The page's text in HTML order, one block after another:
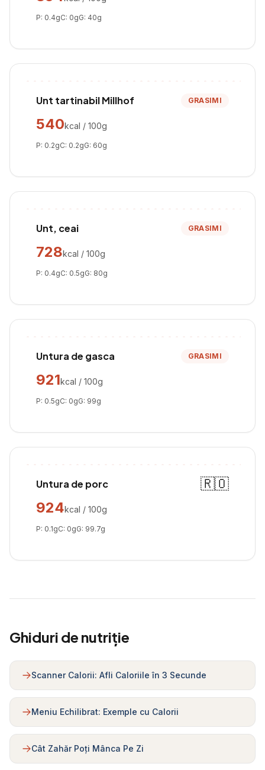
P: 0.4gC: 0gG: 40g
Unt tartinabil Millhof GRASIMI
540kcal / 100g
P: 0.2gC: 0.2gG: 60g
Unt, ceai GRASIMI
728kcal / 100g
P: 0.4gC: 0.5gG: 80g
Untura de gasca GRASIMI
921kcal / 100g
P: 0.5gC: 0gG: 99g
Untura de porc
🇷🇴
924kcal / 100g
P: 0.1gC: 0gG: 99.7g
Ghiduri de nutriție
Scanner Calorii: Afli Caloriile în 3 Secunde
Meniu Echilibrat: Exemple cu Calorii
Cât Zahăr Poți Mânca Pe Zi